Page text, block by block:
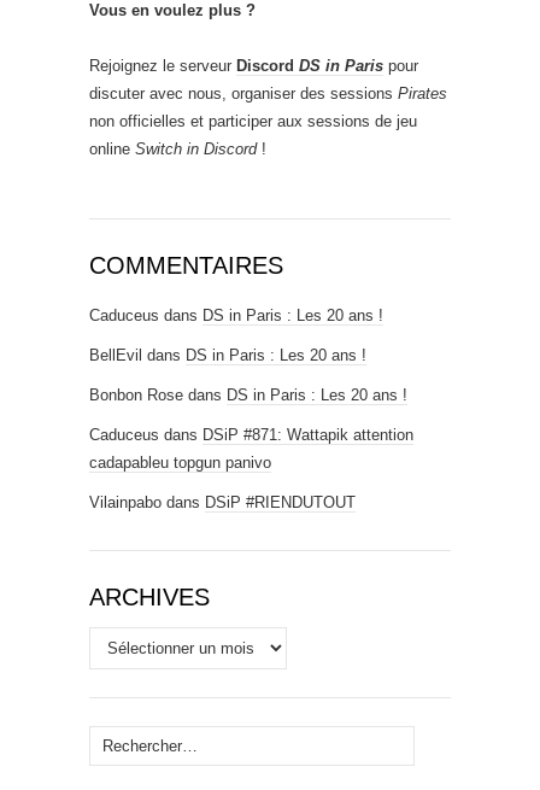
Vous en voulez plus ?
Rejoignez le serveur Discord DS in Paris pour
discuter avec nous, organiser des sessions Pirates
non officielles et participer aux sessions de jeu
online Switch in Discord!
COMMENTAIRES
Caduceus dans DS in Paris : Les 20 ans !
BellEvil dans DS in Paris : Les 20 ans !
Bonbon Rose dans DS in Paris : Les 20 ans !
Caduceus dans DSiP #871: Wattapik attention
cadapableu topgun panivo
Vilainpabo dans DSiP #RIENDUTOUT
ARCHIVES
Archives
Rechercher :